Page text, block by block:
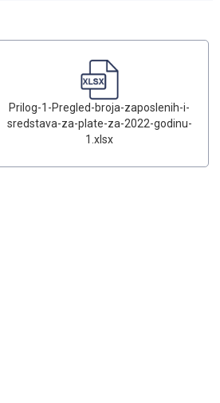
Prilog-1-Pregled-broja-zaposlenih-i-
sredstava-za-plate-za-2022-godinu-
1.xlsx